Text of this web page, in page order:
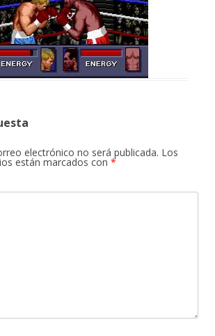
electrónico no será publicada. Los
están marcados con *